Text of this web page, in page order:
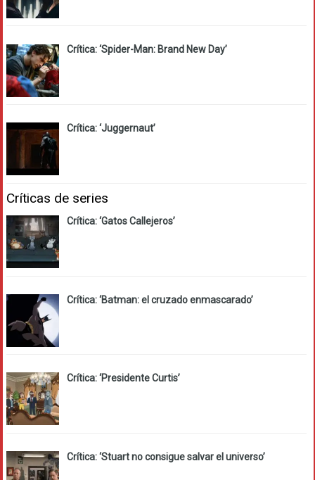
Crítica: ‘Spider-Man: Brand New Day’
Crítica: ‘Juggernaut’
Críticas de series
Crítica: ‘Gatos Callejeros’
Crítica: ‘Batman: el cruzado enmascarado’
Crítica: ‘Presidente Curtis’
Crítica: ‘Stuart no consigue salvar el universo’